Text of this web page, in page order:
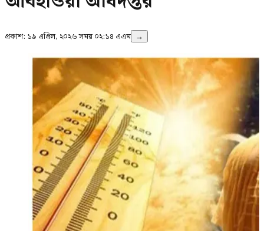
প্রকাশ: ১৯ এপ্রিল, ২০২৬ সময় ০২:১৪ এএম →